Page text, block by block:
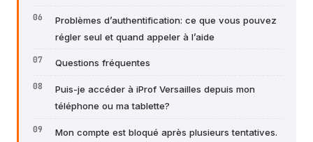
Problèmes d’authentification: ce que vous pouvez
régler seul et quand appeler à l’aide
Questions fréquentes
Puis-je accéder à iProf Versailles depuis mon
téléphone ou ma tablette?
Mon compte est bloqué après plusieurs tentatives.